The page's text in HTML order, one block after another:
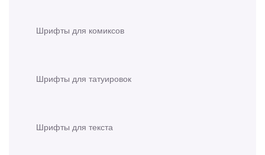
Шрифты для комиксов
Шрифты для татуировок
Шрифты для текста